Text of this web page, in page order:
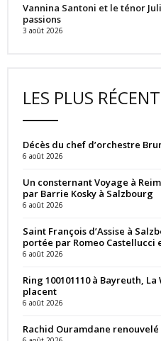
Vannina Santoni et le ténor
passions
3 août 2026
LES PLUS
Décès du chef d’orchestre
6 août 2026
Un consternant Voyage à
par Barrie Kosky à Salzbourg
6 août 2026
Saint François d’Assise à
portée par Romeo Castellucci
6 août 2026
Ring 100101110 à Bayreuth,
placent
6 août 2026
Rachid Ouramdane